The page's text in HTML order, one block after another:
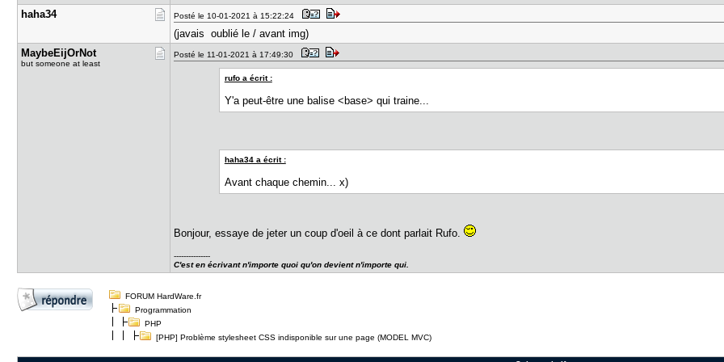
haha34 Posté le 10-01-2021 à 15:22:24
(javais oublié le / avant img)
MaybeEijOr​Not
but someone at least
Posté le 11-01-2021 à 17:49:30
rufo a écrit :
Y'a peut-être une balise <base> qui traine...
haha34 a écrit :
Avant chaque chemin... x)
Bonjour, essaye de jeter un coup d'oeil à ce dont parlait Rufo.
---------------
C'est en écrivant n'importe quoi qu'on devient n'importe qui.
FORUM HardWare.fr
Programmation
PHP
[PHP] Problème stylesheet CSS indisponible sur une page (MODEL MVC)